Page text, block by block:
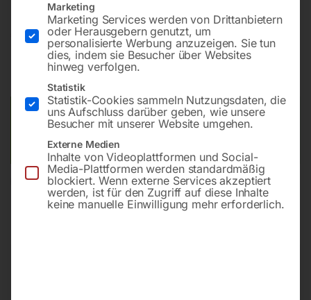
180,00 € 256,80
inkl. MwSt. zzgl.Versandkosten
Versandkosten Standard (Österreich):€40,00
Bitte beachten Sie: Die Versandkosten gelten für Österreich.
Andere Länder können abweichen.
In den Warenkorb
Marketing
Marketing Services werden von Drittanbietern
oder Herausgebern genutzt, um
personalisierte Werbung anzuzeigen. Sie tun
dies, indem sie Besucher über Websites
hinweg verfolgen.
Statistik
Statistik-Cookies sammeln Nutzungsdaten, die
uns Aufschluss darüber geben, wie unsere
Besucher mit unserer Website umgehen.
Externe Medien
Inhalte von Videoplattformen und Social-
Media-Plattformen werden standardmäßig
blockiert. Wenn externe Services akzeptiert
werden, ist für den Zugriff auf diese Inhalte
keine manuelle Einwilligung mehr erforderlich.